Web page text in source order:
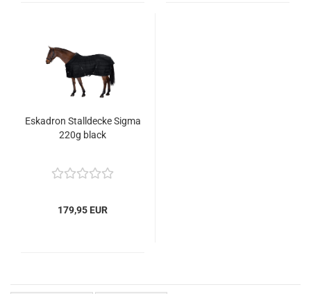
Eskadron Stalldecke Sigma
220g black
179,95 EUR